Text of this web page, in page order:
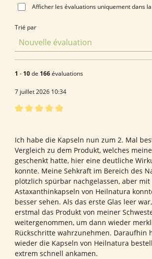
Afficher les évaluations uniquement dans
Trié par
1 - 10de 166évaluations
7 juillet 2026 10:34
Ich habe die Kapseln nun zum 2. Mal
Vergleich zu dem Produkt, welches
geschenkt hatte, hier eine deutliche
konnte. Meine Sehkraft im Bereich des
plötzlich spürbar nachgelassen, aber mit
Astaxanthinkapseln von Heilnatura
besser sehen. Als das erste Glas leer
erstmal das Produkt von meiner
weitergenommen, um dann wieder
Rückschritte wahrzunehmen. Daraufhin
wieder die Kapseln von Heilnatura
extrem schnell ankamen.